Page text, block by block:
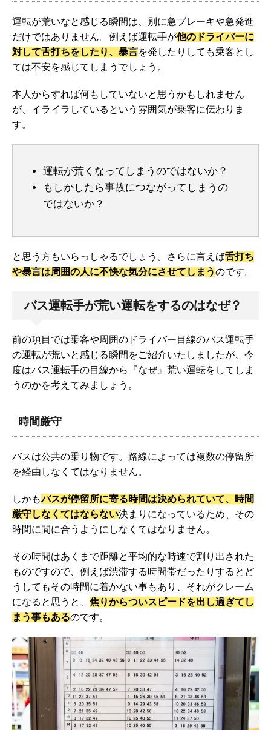
運転が荒いなと感じる瞬間は、別に急ブレーキや急発進
だけではありません。例えば運転手が他のドライバーに
対して舌打ちをしたり、暴言を発したりしても乗客とし
ては不安を感じてしまうでしょう。
本人からすれば何もしていないと思うかもしれません
が、イライラしているという雰囲気が乗客に伝わりま
す。
運転が荒くなってしまうのではないか？
もしかしたら事故につながってしまうの
ではないか？
と思う方もいらっしゃるでしょう。さらに言えば舌打ち
や暴言は周囲の人に不快な気分にさせてしまうのです。
バス運転手が荒い運転をするのはなぜ？
前の項目では乗客や周囲のドライバー目線のバス運転手
の運転が荒いと感じる瞬間をご紹介いたしましたが、今
度はバス運転手の目線から『なぜ』荒い運転をしてしま
うのかを考えてみましょう。
時間厳守
バスは公共の乗り物です。路線によっては複数の停留所
を経由しなくてはなりません。
しかもバスが停留所に寄る時間は決められていて、時間
厳守しなくてはならない決まりになっているため、その
時間に間に合うようにしなくてはなりません。
その時間はあくまで距離と平均的な時速で割り出された
ものですので、例えば渋滞する時間帯だったりするとど
うしてもその時間に着かない事もあり、それがクレーム
になると思うと、 焦りからついスピードを出し過ぎてし
まう事もあるのです。